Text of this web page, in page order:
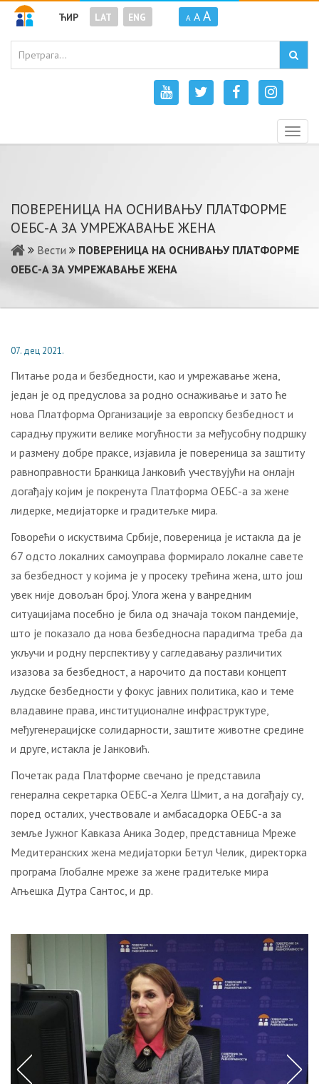
ЋИР LAT ENG A A A
ПОВЕРЕНИЦА НА ОСНИВАЊУ ПЛАТФОРМЕ
ОЕБС-А ЗА УМРЕЖАВАЊЕ ЖЕНА
Вести
ПОВЕРЕНИЦА НА ОСНИВАЊУ ПЛАТФОРМЕ
ОЕБС-А ЗА УМРЕЖАВАЊЕ ЖЕНА
07. дец 2021.
Питање рода и безбедности, као и умрежавање жена,
један је од предуслова за родно оснаживање и зато ће
нова Платформа Организације за европску безбедност и
сарадњу пружити велике могућности за међусобну подршку
и размену добре праксе, изјавила је повереница за заштиту
равноправности Бранкица Јанковић учествујући на онлајн
догађају којим је покренута Платформа ОЕБС-а за жене
лидерке, медијаторке и градитељке мира.
Говорећи o искуствима Србије, повереница је истакла да је
67 одсто локалних самоуправа формирало локалне савете
за безбедност у којима је у просеку трећина жена, што још
увек није довољан број. Улога жена у ванредним
ситуацијама посебно је била од значаја током пандемије,
што је показало да нова безбедносна парадигма треба да
укључи и родну перспективу у сагледавању различитих
изазова за безбедност, а нарочито да постави концепт
људске безбедности у фокус јавних политика, као и теме
владавине права, институционалне инфраструктуре,
међугенерацијске солидарности, заштите животне средине
и друге, истакла је Јанковић.
Почетак рада Платформе свечано је представила
генерална секретарка ОЕБС-а Хелга Шмит, а на догађају су,
поред осталих, учествовале и амбасадорка ОЕБС-а за
земље Јужног Кавказа Аника Зодер, представница Мреже
Медитеранских жена медијаторки Бетул Челик, директорка
програма Глобалне мреже за жене градитељке мира
Агњешка Дутра Сантос, и др.